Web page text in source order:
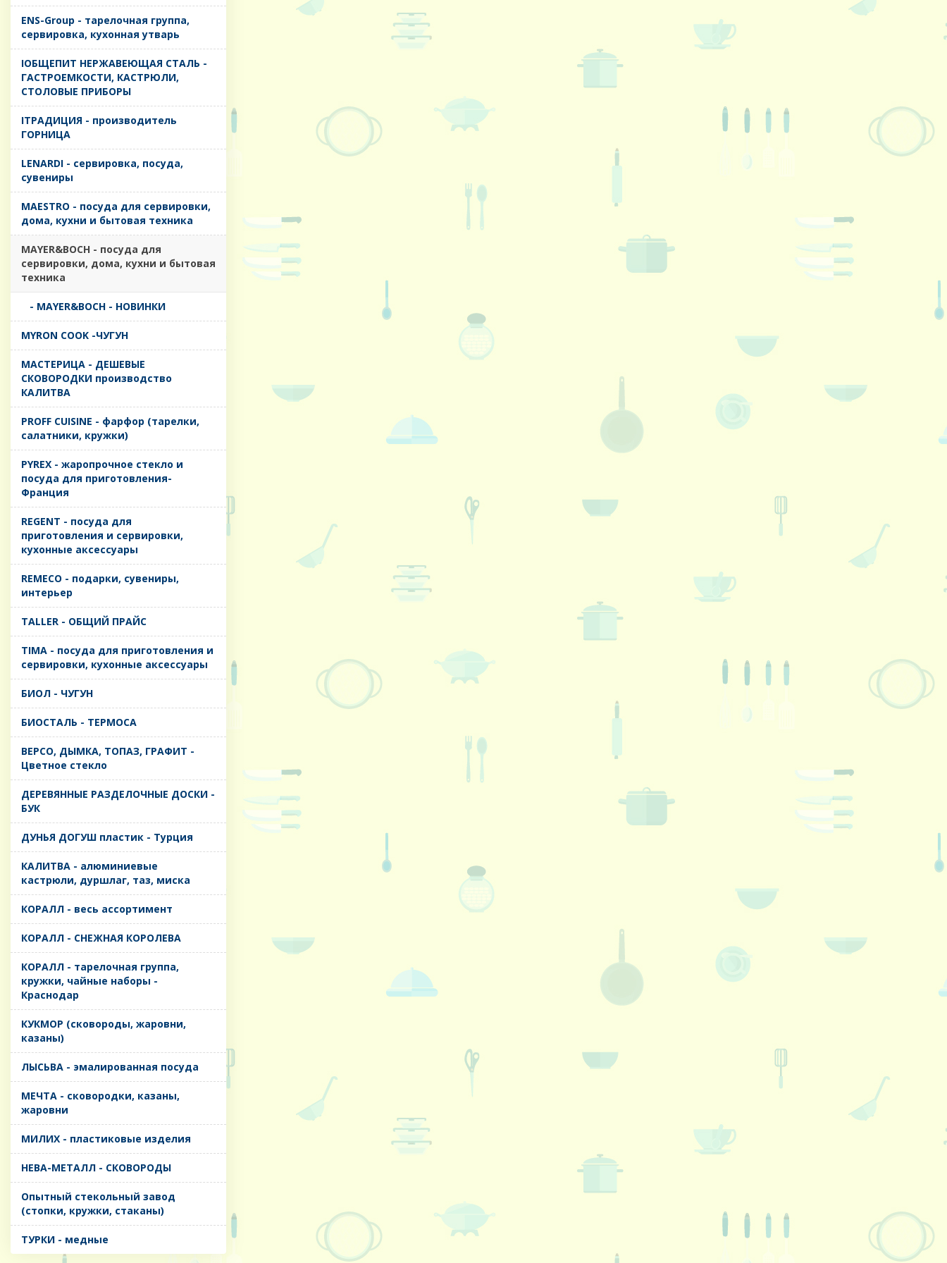
ENS-Group - тарелочная группа,
сервировка, кухонная утварь
IОБЩЕПИТ НЕРЖАВЕЮЩАЯ СТАЛЬ -
ГАСТРОЕМКОСТИ, КАСТРЮЛИ,
СТОЛОВЫЕ ПРИБОРЫ
IТРАДИЦИЯ - производитель
ГОРНИЦА
LENARDI - сервировка, посуда,
сувениры
MAESTRO - посуда для сервировки,
дома, кухни и бытовая техника
MAYER&BOCH - посуда для
сервировки, дома, кухни и бытовая
техника
- MAYER&BOCH - НОВИНКИ
MYRON COOK -ЧУГУН
MАСТЕРИЦА - ДЕШЕВЫЕ
СКОВОРОДКИ производство
КАЛИТВА
PROFF CUISINE - фарфор (тарелки,
салатники, кружки)
PYREX - жаропрочное стекло и
посуда для приготовления-
Франция
REGENT - посуда для
приготовления и сервировки,
кухонные аксессуары
REMECO - подарки, сувениры,
интерьер
TALLER - ОБЩИЙ ПРАЙС
TIMA - посуда для приготовления и
сервировки, кухонные аксессуары
БИОЛ - ЧУГУН
БИОСТАЛЬ - ТЕРМОСА
ВЕРСО, ДЫМКА, ТОПАЗ, ГРАФИТ -
Цветное стекло
ДЕРЕВЯННЫЕ РАЗДЕЛОЧНЫЕ ДОСКИ -
БУК
ДУНЬЯ ДОГУШ пластик - Турция
КАЛИТВА - алюминиевые
кастрюли, дуршлаг, таз, миска
КОРАЛЛ - весь ассортимент
КОРАЛЛ - СНЕЖНАЯ КОРОЛЕВА
КОРАЛЛ - тарелочная группа,
кружки, чайные наборы -
Краснодар
КУКМОР (сковороды, жаровни,
казаны)
ЛЫСЬВА - эмалированная посуда
МЕЧТА - сковородки, казаны,
жаровни
МИЛИХ - пластиковые изделия
НЕВА-МЕТАЛЛ - СКОВОРОДЫ
Опытный стекольный завод
(стопки, кружки, стаканы)
ТУРКИ - медные